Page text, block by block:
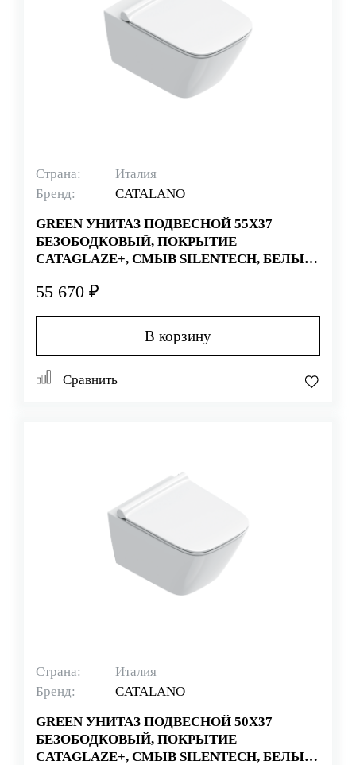
Страна:
Италия
Бренд:
CATALANO
GREEN УНИТАЗ ПОДВЕСНОЙ 55Х37
БЕЗОБОДКОВЫЙ, ПОКРЫТИЕ
CATAGLAZE+, СМЫВ SILENTECH, БЕЛЫЙ
55 670 ₽
В корзину
Сравнить
Страна:
Италия
Бренд:
CATALANO
GREEN УНИТАЗ ПОДВЕСНОЙ 50Х37
БЕЗОБОДКОВЫЙ, ПОКРЫТИЕ
CATAGLAZE+, СМЫВ SILENTECH, БЕЛЫЙ